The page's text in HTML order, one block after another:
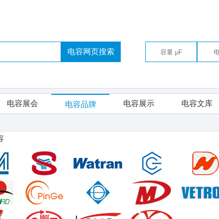
电容网页搜索
电容展会 电容品牌 电容展示 电容文库